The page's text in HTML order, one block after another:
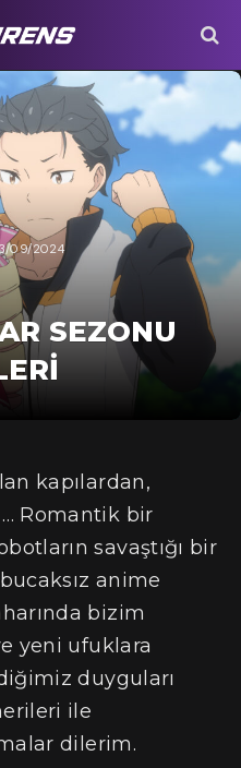
09/2024
SEZONU
kapılardan,
Romantik bir
savaştığı bir
anime
bizim
yeni ufuklara
duyguları
ile
dilerim.